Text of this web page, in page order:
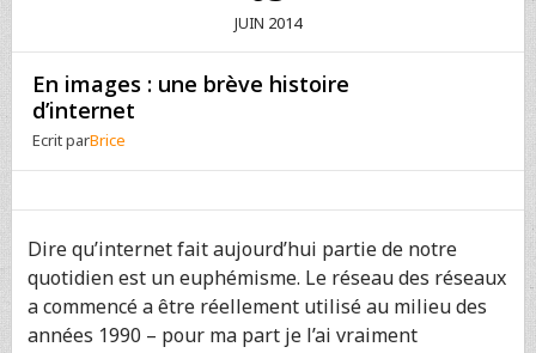
JUIN 2014
En images : une brève histoire
d’internet
Ecrit parBrice
Dire qu’internet fait aujourd’hui partie de notre
quotidien est un euphémisme. Le réseau des réseaux
a commencé a être réellement utilisé au milieu des
années 1990 – pour ma part je l’ai vraiment